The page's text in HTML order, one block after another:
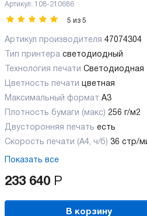
Артикул: 108-210686
5 из 5
Артикул производителя 47074304
Тип принтера светодиодный
Технология печати Светодиодная
Цветность печати цветная
Максимальный формат А3
Плотность бумаги (макс) 256 г/м2
Двусторонняя печать есть
Скорость печати (А4, ч/б) 36 стр/
Показать все
233 640 Р
В корзину